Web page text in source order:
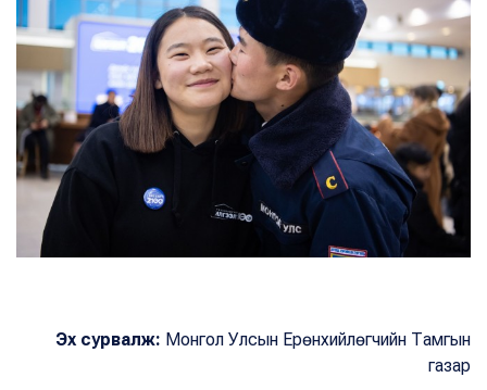
Эх сурвалж: Монгол Улсын Ерөнхийлөгчийн Тамгын
газар